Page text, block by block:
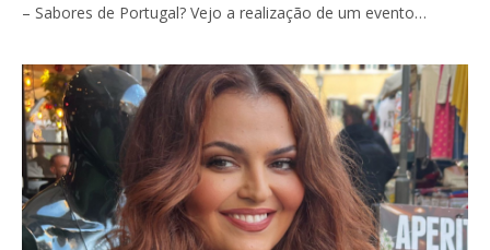
– Sabores de Portugal? Vejo a realização de um evento…